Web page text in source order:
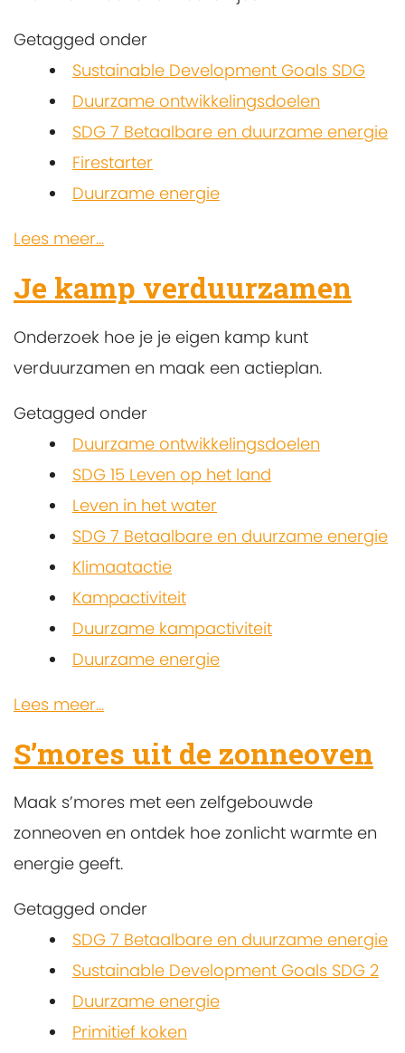
Getagged onder
Sustainable Development Goals SDG
Duurzame ontwikkelingsdoelen
SDG 7 Betaalbare en duurzame energie
Firestarter
Duurzame energie
Lees meer...
Je kamp verduurzamen
Onderzoek hoe je je eigen kamp kunt
verduurzamen en maak een actieplan.
Getagged onder
Duurzame ontwikkelingsdoelen
SDG 15 Leven op het land
Leven in het water
SDG 7 Betaalbare en duurzame energie
Klimaatactie
Kampactiviteit
Duurzame kampactiviteit
Duurzame energie
Lees meer...
S’mores uit de zonneoven
Maak s’mores met een zelfgebouwde
zonneoven en ontdek hoe zonlicht warmte en
energie geeft.
Getagged onder
SDG 7 Betaalbare en duurzame energie
Sustainable Development Goals SDG 2
Duurzame energie
Primitief koken